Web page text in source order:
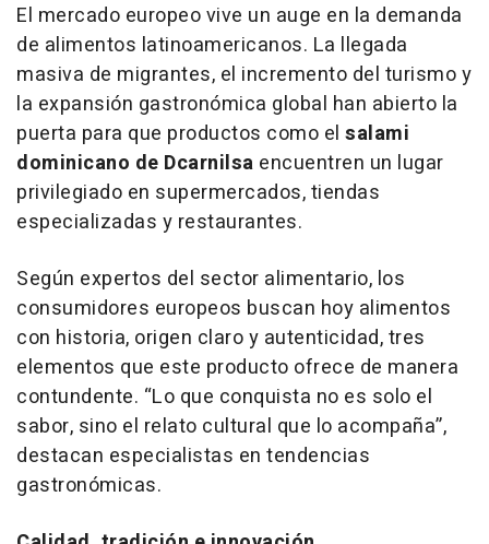
El mercado europeo vive un auge en la demanda
de alimentos latinoamericanos. La llegada
masiva de migrantes, el incremento del turismo y
la expansión gastronómica global han abierto la
puerta para que productos como el salami
dominicano de Dcarnilsa encuentren un lugar
privilegiado en supermercados, tiendas
especializadas y restaurantes.
Según expertos del sector alimentario, los
consumidores europeos buscan hoy alimentos
con historia, origen claro y autenticidad, tres
elementos que este producto ofrece de manera
contundente. “Lo que conquista no es solo el
sabor, sino el relato cultural que lo acompaña”,
destacan especialistas en tendencias
gastronómicas.